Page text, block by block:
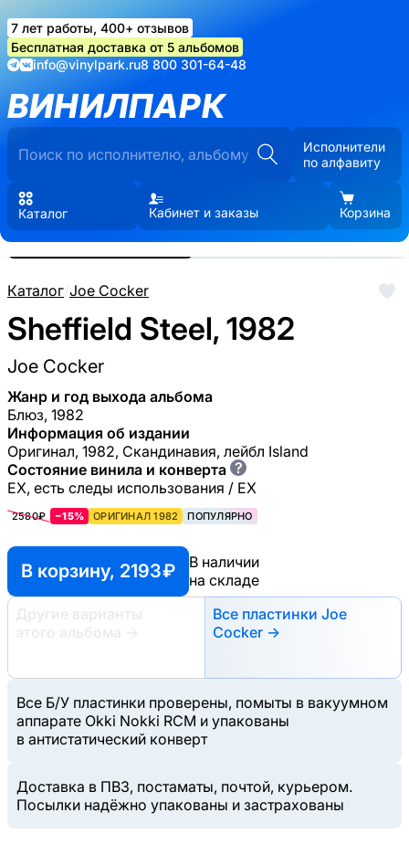
7 лет работы, 400+ отзывов
Бесплатная доставка от 5 альбомов
info@vinylpark.ru8 800 301-64-48
ВИНИЛПАРК
Исполнители
по алфавиту
Каталог Кабинет и заказы Корзина
Каталог/Joe Cocker
Sheffield Steel, 1982
Joe Cocker
Жанр и год выхода альбома
Блюз, 1982
Информация об издании
Оригинал, 1982, Скандинавия, лейбл Island
Состояние винила и конверта ?
EX, есть следы использования / EX
2580₽ −15% ОРИГИНАЛ 1982 ПОПУЛЯРНО
В корзину, 2193 ₽
В наличии
на складе
Другие варианты
этого альбома
→
Все пластинки Joe
Cocker →
Все Б/У пластинки проверены, помыты в вакуумном
аппарате Okki Nokki RCM и упакованы
в антистатический конверт
Доставка в ПВЗ, постаматы, почтой, курьером.
Посылки надёжно упакованы и застрахованы
Реальные фото пластинки.
Нажмите, чтобы увеличить